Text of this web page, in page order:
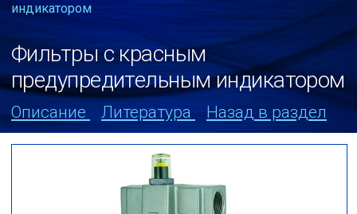
индикатором
Фильтры с красным
предупредительным индикатором
Описание Литература Назад в раздел